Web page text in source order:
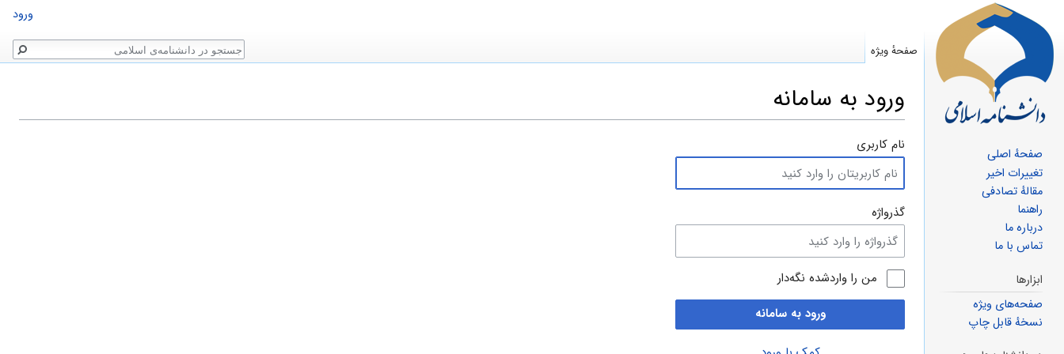
ورود به سامانه
پرش
ناوبری
پرش
جستجو
نام کاربری
گذرواژه
من را واردشده نگه‌دار
ورود به سامانه
ورود
صفحهٔ ویژه جستجو
صفحهٔ اصلی
تغییرات اخیر
مقالهٔ تصادفی
راهنما
درباره ما
تماس با ما
ابزارها
صفحه‌های ویژه
نسخهٔ قابل چاپ